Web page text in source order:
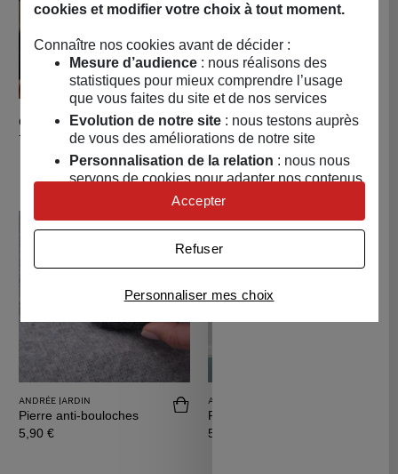
Chaï latte chicorée
Prix
7,99 €
Acheter Chaï latte chicorée
UMAÏ
Shampoing soin d’hiver
90gr
Prix
19,90 €
ANDRÉE JARDIN
Pierre anti-bouloches
Prix
5,90 €
Acheter Pierre anti-bouloches
ANDRÉE JARDIN
Pierre ponce
Prix
5,90 €
cookies et modifier votre choix à tout moment.
Connaître nos cookies avant de décider :
Mesure d’audience: nous réalisons des
statistiques pour mieux comprendre l’usage
que vous faites du site et de nos services
Evolution de notre site: nous testons auprès
de vous des améliorations de notre site
Personnalisation de la relation : nous nous
servons de cookies pour adapter nos contenus
et personnaliser nos offres
Univers publicitaire: nous utilisons avec nos
publicités personnalisées
Personnaliser mes choix
Refuser
Accepter